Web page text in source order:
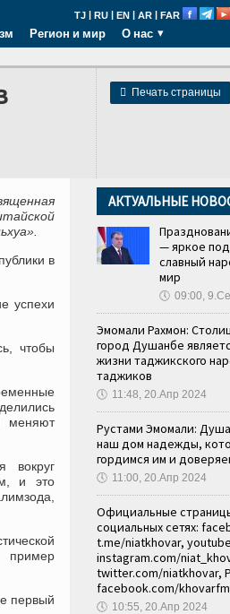
TJ | RU | EN | AR | FAR
Регион и мир О нас
 Печать страницы
»
в
успехи
чтобы
меняют
вокруг
и это
пример
первый
АКТУАЛЬНЫЕ
— яркое
славный
мир
🕔 09:00,
Эмомали Рахмон:
город Душанбе
жизни таджикского
таджиков
🕔 11:48, 20.Апр 2024
Рустами Эмомали:
наш дом надежды,
гордимся им и
🕔 11:00, 20.Апр 2024
Официальные
социальных сетях:
t.me/niatkhovar,
instagram.com/
twitter.com/niatkhovar,
facebook.com/
🕔 10:55, 20.Апр 2024